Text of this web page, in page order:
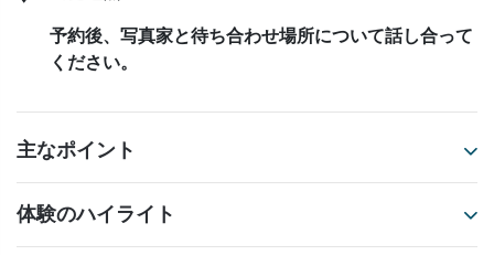
予約後、写真家と待ち合わせ場所について話し合って
ください。
主なポイント
体験のハイライト